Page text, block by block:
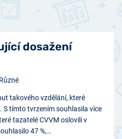
dosažení
takového vzdělání, které
tímto tvrzením souhlasila více
tazatelé CVVM oslovili v
47 %,…